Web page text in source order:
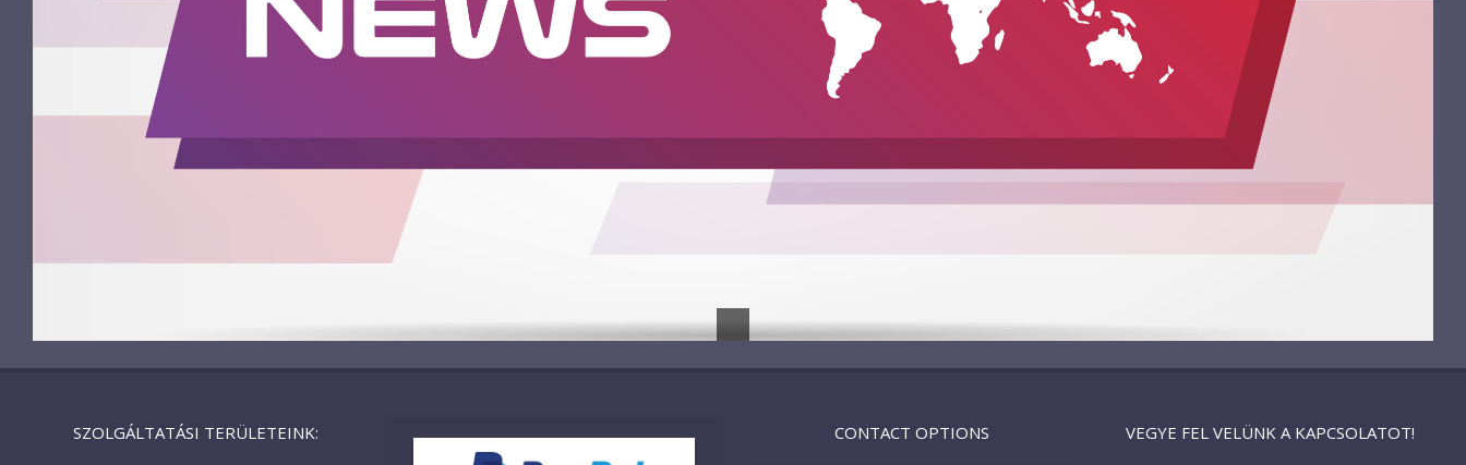
SZOLGÁLTATÁSI TERÜLETEINK: CONTACT OPTIONS VEGYE FEL VELÜNK A KAPCSOLATOT!